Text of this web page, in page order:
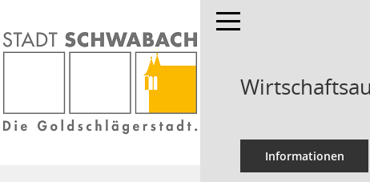
Toggle navigation
Informationen